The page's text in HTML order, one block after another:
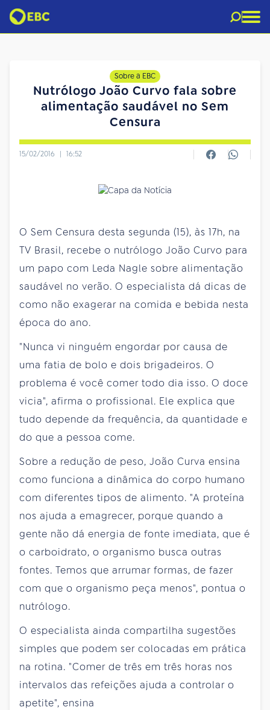
Sobre a EBC
Nutrólogo João Curvo fala sobre
alimentação saudável no Sem
Censura
15/02/2016 | 16:52
O Sem Censura desta segunda (15), às 17h, na
TV Brasil, recebe o nutrólogo João Curvo para
um papo com Leda Nagle sobre alimentação
saudável no verão. O especialista dá dicas de
como não exagerar na comida e bebida nesta
época do ano.
"Nunca vi ninguém engordar por causa de
uma fatia de bolo e dois brigadeiros. O
problema é você comer todo dia isso. O doce
vicia", afirma o profissional. Ele explica que
tudo depende da frequência, da quantidade e
do que a pessoa come.
Sobre a redução de peso, João Curva ensina
como funciona a dinâmica do corpo humano
com diferentes tipos de alimento. "A proteína
nos ajuda a emagrecer, porque quando a
gente não dá energia de fonte imediata, que é
o carboidrato, o organismo busca outras
fontes. Temos que arrumar formas, de fazer
com que o organismo peça menos", pontua o
nutrólogo.
O especialista ainda compartilha sugestões
simples que podem ser colocadas em prática
na rotina. "Comer de três em três horas nos
intervalos das refeições ajuda a controlar o
apetite", ensina